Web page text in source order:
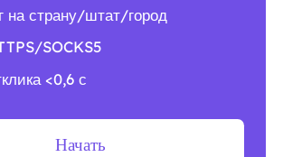
на страну/штат/город
SOCKS5
<0,6 с
Начать